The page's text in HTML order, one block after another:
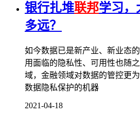
银行扎堆联邦学习，
多远？
如今数据已是新产业、新业态
用面临的隐私性、可用性也随
域，金融领域对数据的管控更
数据隐私保护的机器
2021-04-18